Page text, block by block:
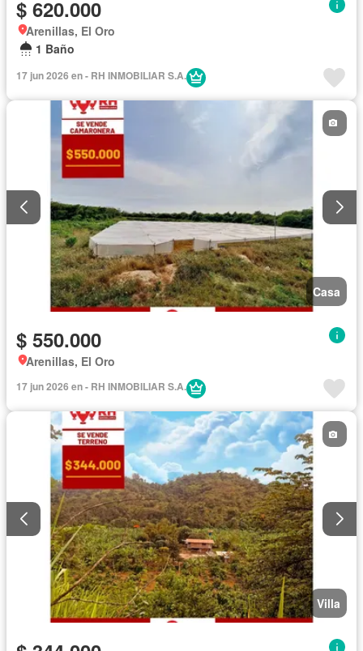
$ 620.000
Arenillas, El Oro
1 Baño
17 jun 2026 en - RH INMOBILIAR S.A.
Casa
$ 550.000
Arenillas, El Oro
17 jun 2026 en - RH INMOBILIAR S.A.
Villa